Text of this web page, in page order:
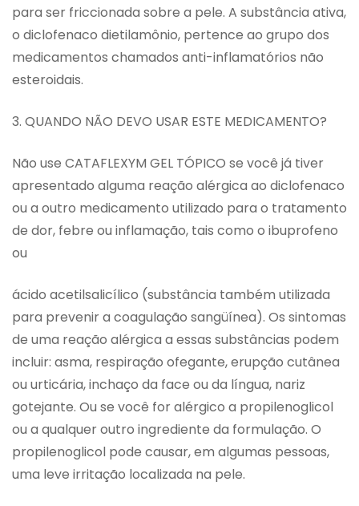
para ser friccionada sobre a pele. A substância ativa,
o diclofenaco dietilamônio, pertence ao grupo dos
medicamentos chamados anti-inflamatórios não
esteroidais.
3. QUANDO NÃO DEVO USAR ESTE MEDICAMENTO?
Não use CATAFLEXYM GEL TÓPICO se você já tiver
apresentado alguma reação alérgica ao diclofenaco
ou a outro medicamento utilizado para o tratamento
de dor, febre ou inflamação, tais como o ibuprofeno
ou
ácido acetilsalicílico (substância também utilizada
para prevenir a coagulação sangüínea). Os sintomas
de uma reação alérgica a essas substâncias podem
incluir: asma, respiração ofegante, erupção cutânea
ou urticária, inchaço da face ou da língua, nariz
gotejante. Ou se você for alérgico a propilenoglicol
ou a qualquer outro ingrediente da formulação. O
propilenoglicol pode causar, em algumas pessoas,
uma leve irritação localizada na pele.